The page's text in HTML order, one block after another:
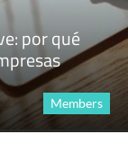
por qué
Members